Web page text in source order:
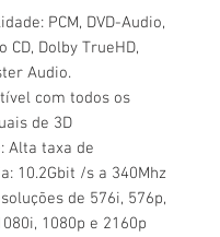
PCM, DVD-Audio,
CD, Dolby TrueHD,
Audio.
com todos os
de 3D
Alta taxa de
10.2Gbit /s a 340Mhz
de 576i, 576p,
1080p e 2160p